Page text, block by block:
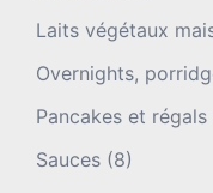
Laits végétaux
Overnights,
Pancakes et
Sauces (8)